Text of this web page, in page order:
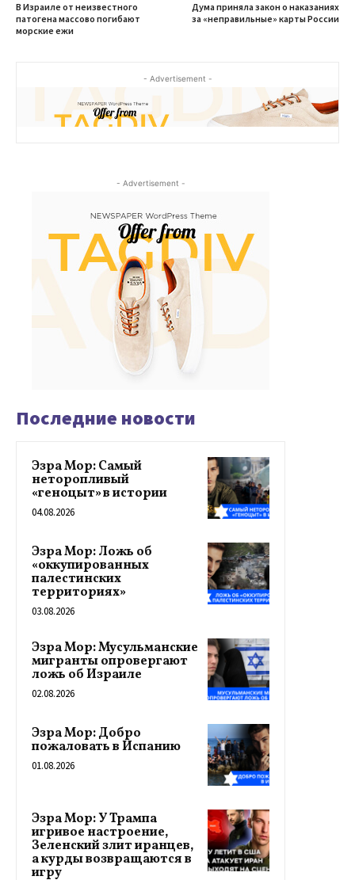
В Израиле от неизвестного
патогена массово погибают
морские ежи
Дума приняла закон о наказаниях
за «неправильные» карты России
- Advertisement -
- Advertisement -
Последние новости
Эзра Мор: Самый
неторопливый
«геноцыт» в истории
04.08.2026
Эзра Мор: Ложь об
«оккупированных
палестинских
территориях»
03.08.2026
Эзра Мор: Мусульманские
мигранты опровергают
ложь об Израиле
02.08.2026
Эзра Мор: Добро
пожаловать в Испанию
01.08.2026
Эзра Мор: У Трампа
игривое настроение,
Зеленский злит иранцев,
а курды возвращаются в
игру